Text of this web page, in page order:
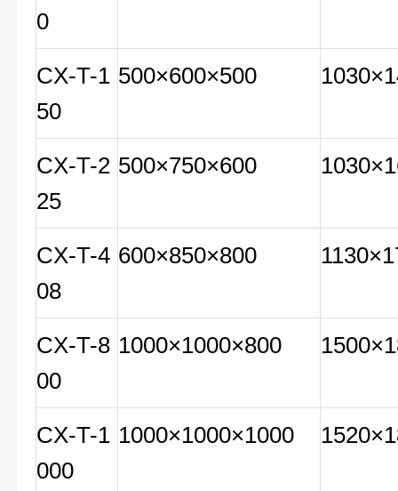
0
CX-T-1
50
500×600×500
CX-T-2
25
500×750×600
CX-T-4
08
600×850×800
CX-T-8
00
1000×1000×800
CX-T-1
000
1000×1000×1000